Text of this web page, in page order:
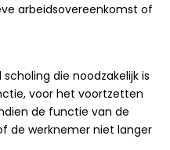
arbeidsovereenkomst of
die noodzakelijk is
voor het voortzetten
de functie van de
de werknemer niet langer